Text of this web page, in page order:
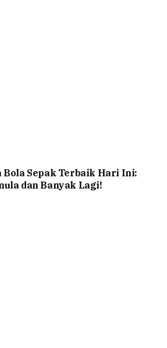
Bola Sepak Terbaik Hari Ini:
dan Banyak Lagi!